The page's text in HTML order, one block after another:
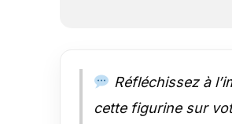
produit
Réfléchissez à
cette figurine sur